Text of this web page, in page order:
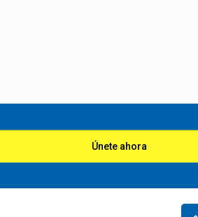
Únete ahora